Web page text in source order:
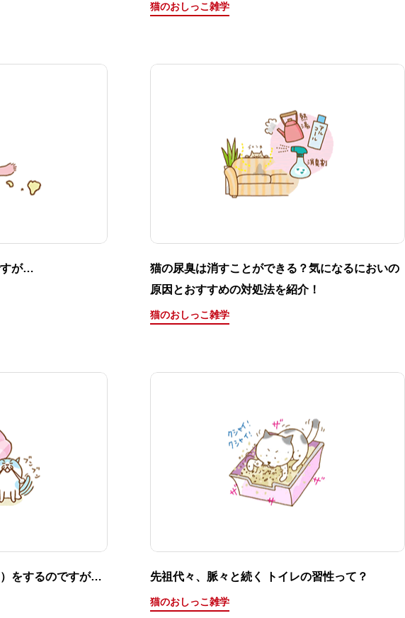
猫のおしっこ雑学
すが…
猫の尿臭は消すことができる？気になるにおいの
原因とおすすめの対処法を紹介！
猫のおしっこ雑学
をするのですが… 先祖代々、脈々と続く トイレの習性って？
猫のおしっこ雑学